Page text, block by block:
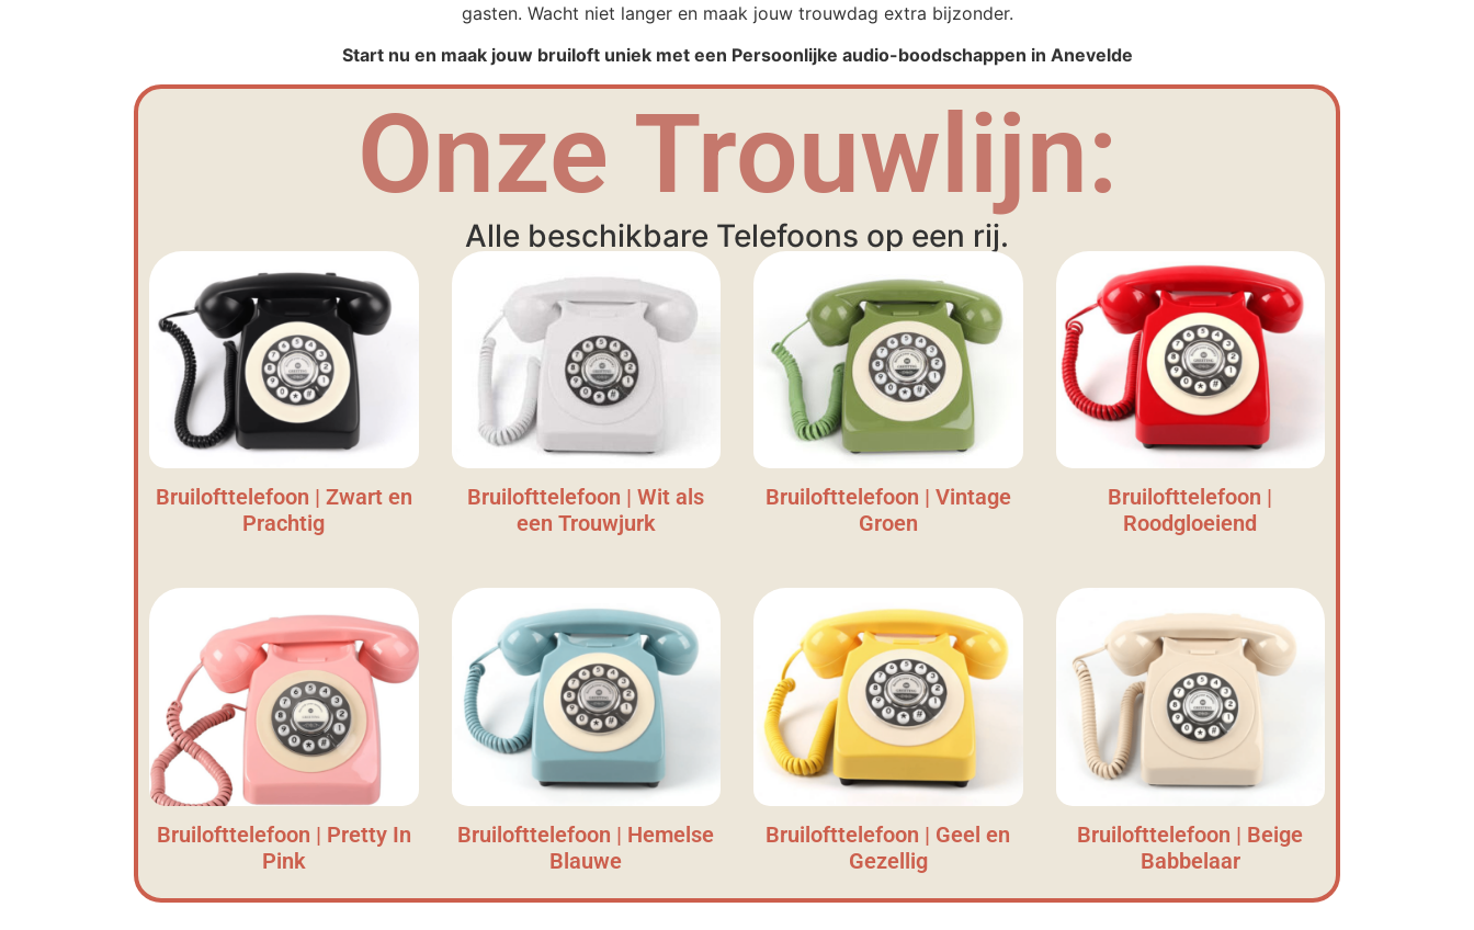
gasten. Wacht niet langer en maak jouw trouwdag extra bijzonder.
Start nu en maak jouw bruiloft uniek met een Persoonlijke audio-boodschappen in Anevelde
Onze Trouwlijn:
Alle beschikbare Telefoons op een rij.
Bruilofttelefoon | Zwart en
Prachtig
Bruilofttelefoon | Wit als
een Trouwjurk
Bruilofttelefoon | Vintage
Groen
Bruilofttelefoon |
Roodgloeiend
Bruilofttelefoon | Pretty In
Pink
Bruilofttelefoon | Hemelse
Blauwe
Bruilofttelefoon | Geel en
Gezellig
Bruilofttelefoon | Beige
Babbelaar